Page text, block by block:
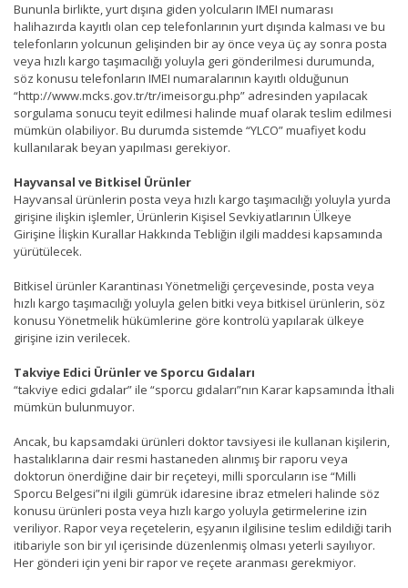
Bununla birlikte, yurt dışına giden yolcuların IMEI numarası
halihazırda kayıtlı olan cep telefonlarının yurt dışında kalması ve bu
telefonların yolcunun gelişinden bir ay önce veya üç ay sonra posta
veya hızlı kargo taşımacılığı yoluyla geri gönderilmesi durumunda,
söz konusu telefonların IMEI numaralarının kayıtlı olduğunun
“http://www.mcks.gov.tr/tr/imeisorgu.php” adresinden yapılacak
sorgulama sonucu teyit edilmesi halinde muaf olarak teslim edilmesi
mümkün olabiliyor. Bu durumda sistemde “YLCO” muafiyet kodu
kullanılarak beyan yapılması gerekiyor.
Hayvansal ve Bitkisel Ürünler
Hayvansal ürünlerin posta veya hızlı kargo taşımacılığı yoluyla yurda
girişine ilişkin işlemler, Ürünlerin Kişisel Sevkiyatlarının Ülkeye
Girişine İlişkin Kurallar Hakkında Tebliğin ilgili maddesi kapsamında
yürütülecek.
Bitkisel ürünler Karantinası Yönetmeliği çerçevesinde, posta veya
hızlı kargo taşımacılığı yoluyla gelen bitki veya bitkisel ürünlerin, söz
konusu Yönetmelik hükümlerine göre kontrolü yapılarak ülkeye
girişine izin verilecek.
Takviye Edici Ürünler ve Sporcu Gıdaları
“takviye edici gıdalar” ile “sporcu gıdaları”nın Karar kapsamında İthali
mümkün bulunmuyor.
Ancak, bu kapsamdaki ürünleri doktor tavsiyesi ile kullanan kişilerin,
hastalıklarına dair resmi hastaneden alınmış bir raporu veya
doktorun önerdiğine dair bir reçeteyi, milli sporcuların ise “Milli
Sporcu Belgesi”ni ilgili gümrük idaresine ibraz etmeleri halinde söz
konusu ürünleri posta veya hızlı kargo yoluyla getirmelerine izin
veriliyor. Rapor veya reçetelerin, eşyanın ilgilisine teslim edildiği tarih
itibariyle son bir yıl içerisinde düzenlenmiş olması yeterli sayılıyor.
Her gönderi için yeni bir rapor ve reçete aranması gerekmiyor.